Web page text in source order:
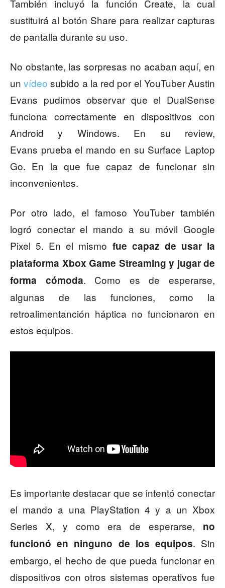
También incluyó la función Create, la cual
sustituirá al botón Share para realizar capturas
de pantalla durante su uso.
No obstante, las sorpresas no acaban aquí, en
unvídeo subido a la red por el YouTuber Austin
Evans pudimos observar que el DualSense
funciona correctamente en dispositivos con
Android y Windows. En su review,
Evans prueba el mando en su Surface Laptop
Go. En la que fue capaz de funcionar sin
inconvenientes.
Por otro lado, el famoso YouTuber también
logró conectar el mando a su móvil Google
Pixel 5. En el mismo fue capaz de usar la
plataforma Xbox Game Streaming y jugar de
forma cómoda. Como es de esperarse,
algunas de las funciones, como la
retroalimentanción háptica no funcionaron en
estos equipos.
Es importante destacar que se intentó conectar
el mando a una PlayStation 4 y a un Xbox
Series X, y como era de esperarse, no
funcionó en ninguno de los equipos. Sin
embargo, el hecho de que pueda funcionar en
dispositivos con otros sistemas operativos fue